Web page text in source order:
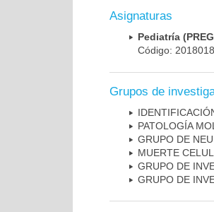
Asignaturas
Pediatría
Código:
Grupos de
PATOLOGÍA
GRUPO DE
MUERTE
GRUPO DE
GRUPO DE